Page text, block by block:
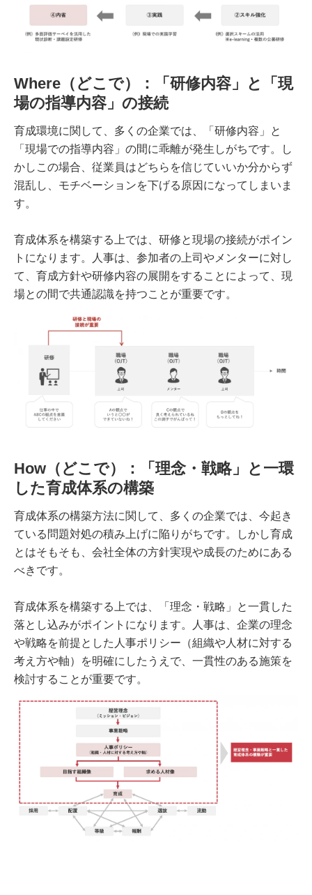
Where（どこで）：「研修内容」と「現
場の指導内容」の接続
育成環境に関して、多くの企業では、「研修内容」と
「現場での指導内容」の間に乖離が発生しがちです。し
かしこの場合、従業員はどちらを信じていいか分からず
混乱し、モチベーションを下げる原因になってしまいま
す。
育成体系を構築する上では、研修と現場の接続がポイン
トになります。人事は、参加者の上司やメンターに対し
て、育成方針や研修内容の展開をすることによって、現
場との間で共通認識を持つことが重要です。
How（どこで）：「理念・戦略」と一環
した育成体系の構築
育成体系の構築方法に関して、多くの企業では、今起き
ている問題対処の積み上げに陥りがちです。しかし育成
とはそもそも、会社全体の方針実現や成長のためにある
べきです。
育成体系を構築する上では、「理念・戦略」と一貫した
落とし込みがポイントになります。人事は、企業の理念
や戦略を前提とした人事ポリシー（組織や人材に対する
考え方や軸）を明確にしたうえで、一貫性のある施策を
検討することが重要です。